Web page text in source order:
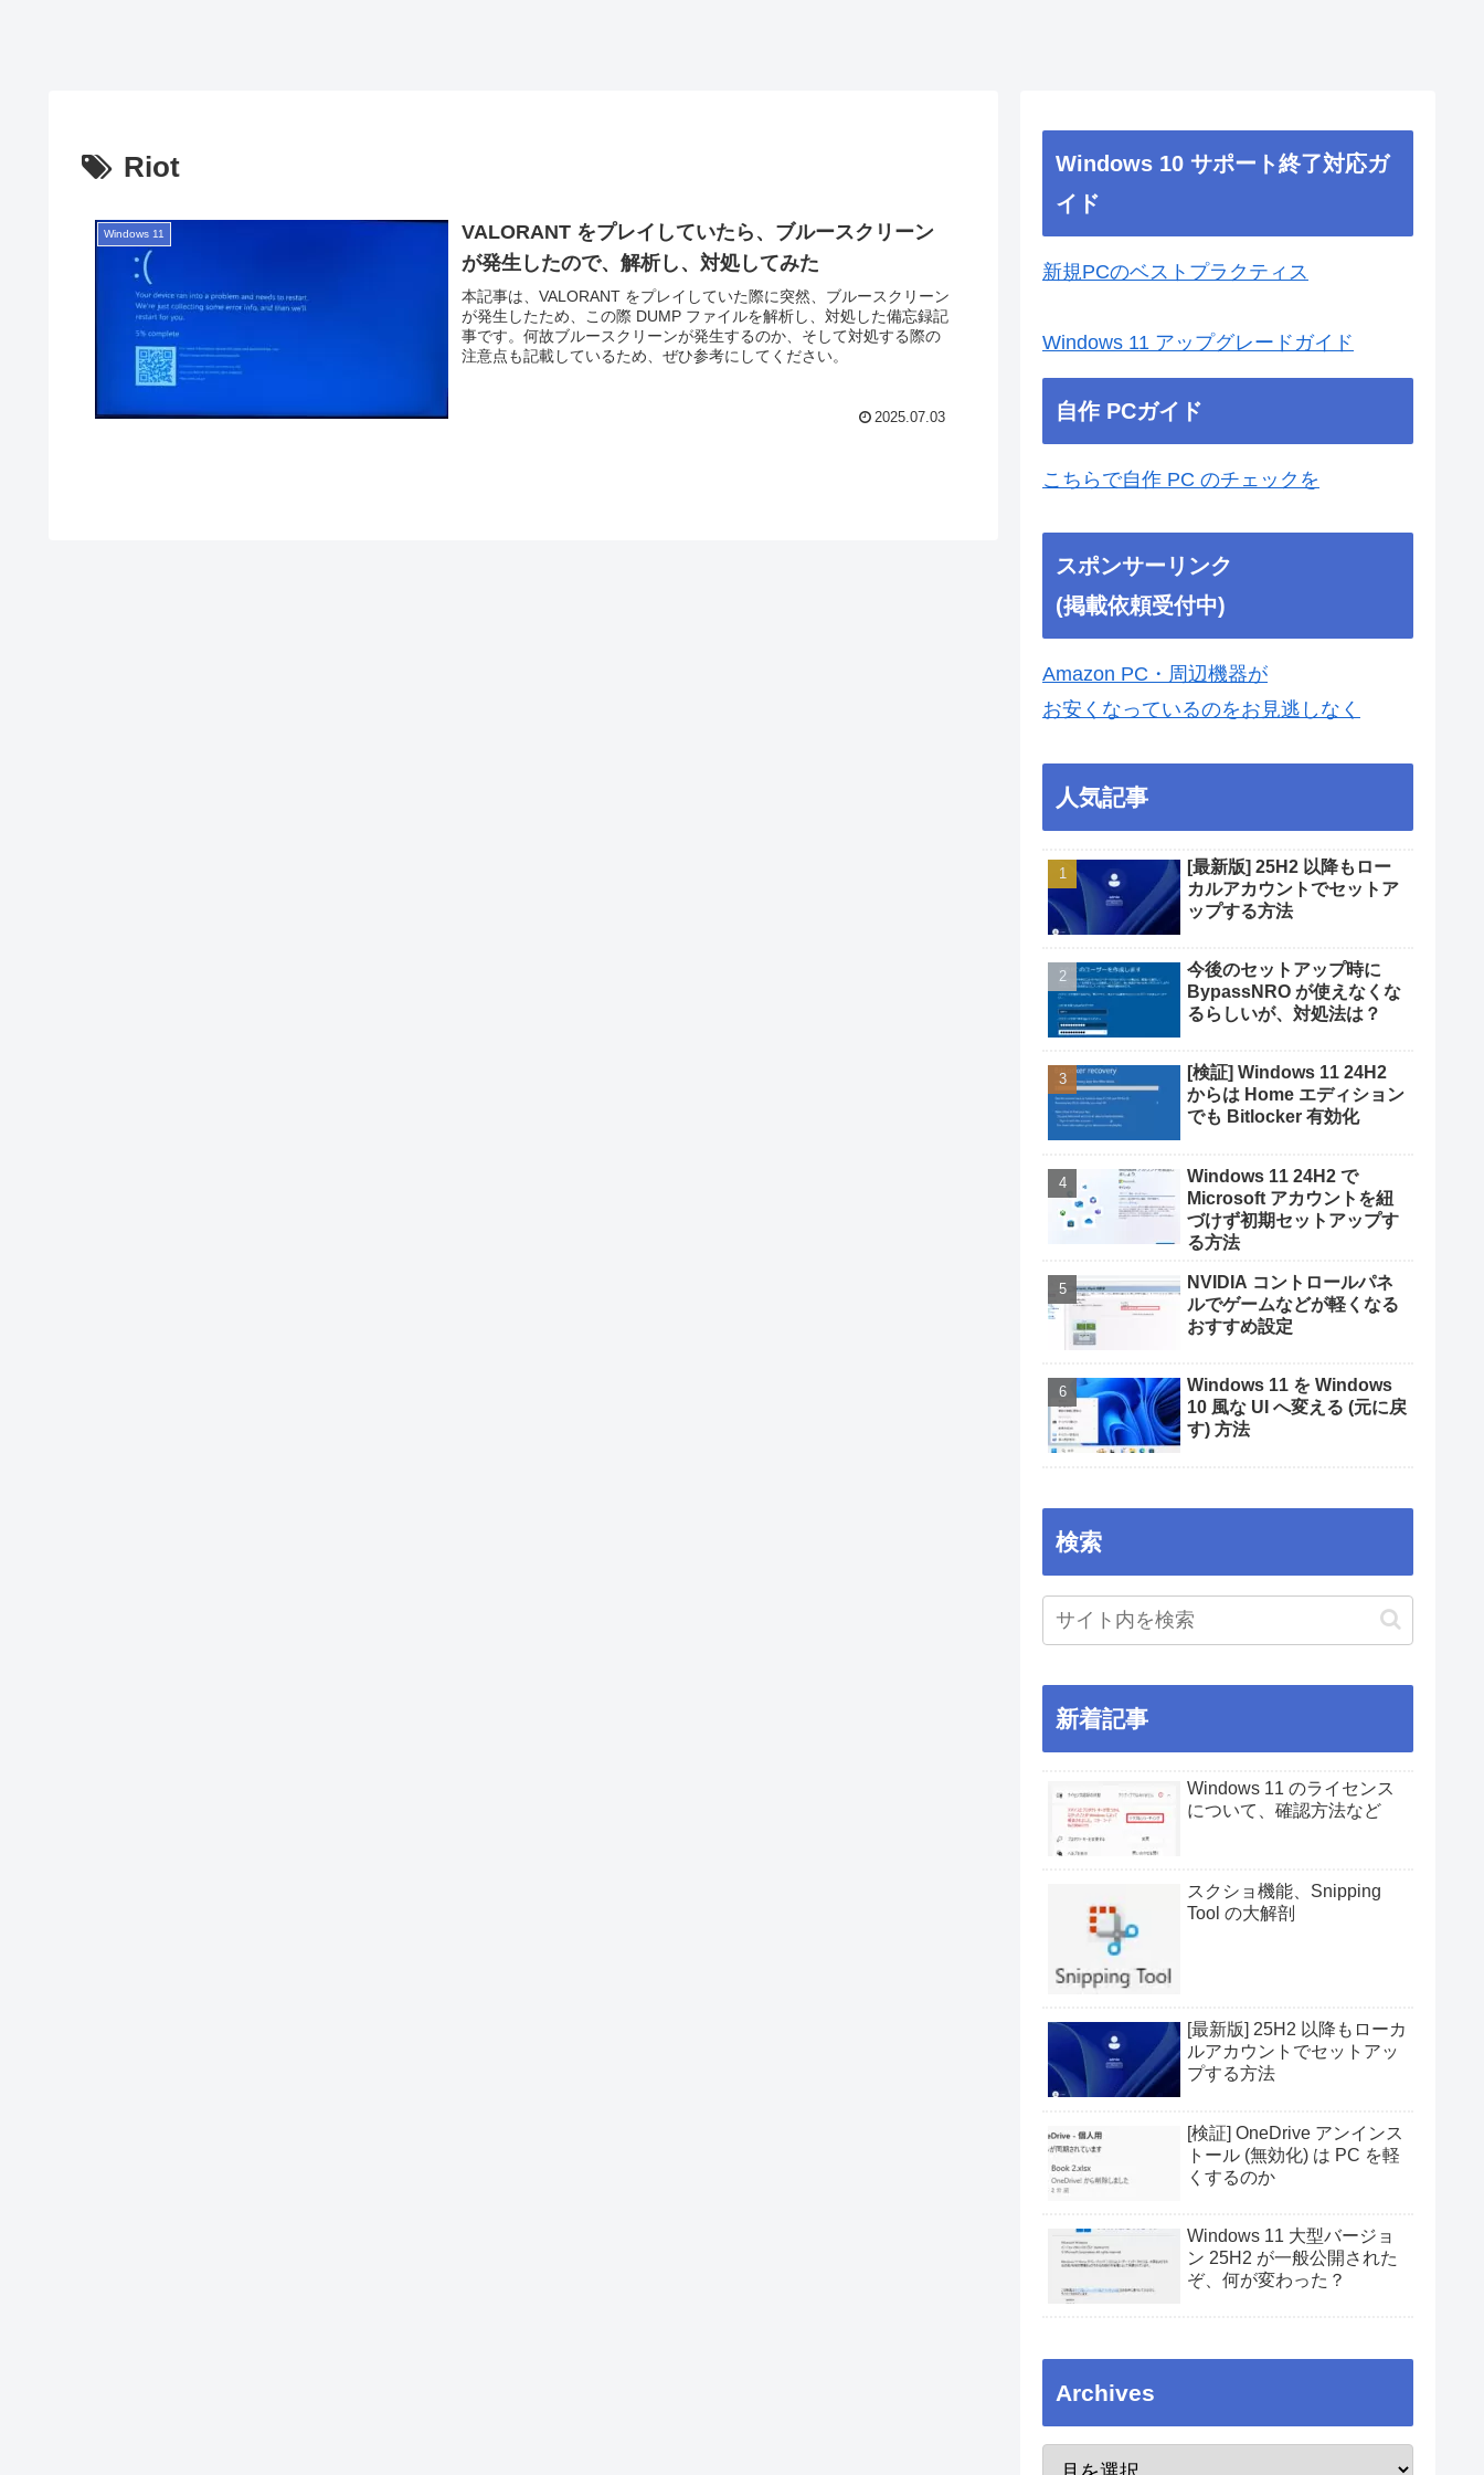
Riot
Windows 11
VALORANT をプレイしていたら、ブルースクリーン
が発生したので、解析し、対処してみた
本記事は、VALORANT をプレイしていた際に突然、ブルースクリーン
が発生したため、この際 DUMP ファイルを解析し、対処した備忘録記
事です。何故ブルースクリーンが発生するのか、そして対処する際の
注意点も記載しているため、ぜひ参考にしてください。
2025.07.03
Windows 10 サポート終了対応ガ
イド
新規PCのベストプラクティス
Windows 11 アップグレードガイド
自作 PCガイド
こちらで自作 PC のチェックを
スポンサーリンク
(掲載依頼受付中)
Amazon PC・周辺機器が
お安くなっているのをお見逃しなく
人気記事
[最新版] 25H2 以降もロー
カルアカウントでセットア
ップする方法
今後のセットアップ時に
BypassNRO が使えなくな
るらしいが、対処法は？
[検証] Windows 11 24H2
からは Home エディション
でも Bitlocker 有効化
Windows 11 24H2 で
Microsoft アカウントを紐
づけず初期セットアップす
る方法
NVIDIA コントロールパネ
ルでゲームなどが軽くなる
おすすめ設定
Windows 11 を Windows
10 風な UI へ変える (元に戻
す) 方法
検索
新着記事
Windows 11 のライセンス
について、確認方法など
スクショ機能、Snipping
Tool の大解剖
[最新版] 25H2 以降もローカ
ルアカウントでセットアッ
プする方法
[検証] OneDrive アンインス
トール (無効化) は PC を軽
くするのか
Windows 11 大型バージョ
ン 25H2 が一般公開された
ぞ、何が変わった？
Archives